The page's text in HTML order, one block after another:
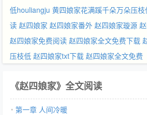
低houliangju 黄四娘家花满蹊千朵万朵压枝
读 赵四娘家 赵四娘家番外 赵四娘家璇源
赵四娘家免费阅读 赵四娘家全文免费下载
压枝低 赵四娘家txt下载 赵四娘家全文免费
《赵四娘家》全文阅读
第一章 人间冷暖